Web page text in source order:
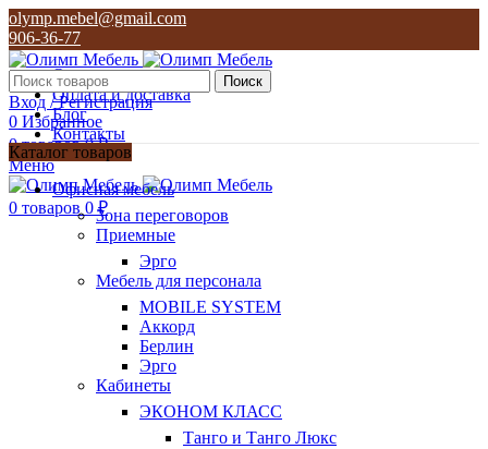
olymp.mebel@gmail.com
906-36-77
О нас
Оплата и доставка
Блог
Контакты
906-36-77
Поиск
Вход / Регистрация
0 Избранное
0товаров 0₽
Меню
0 товаров 0₽
Каталог товаров
Офисная мебель
Зона переговоров
Приемные
Эрго
Мебель для персонала
MOBILE SYSTEM
Аккорд
Берлин
Эрго
Кабинеты
ЭКОНОМ КЛАСС
Танго и Танго Люкс